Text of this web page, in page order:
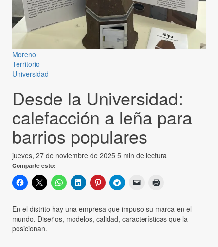
Moreno
Territorio
Universidad
Desde la Universidad:
calefacción a leña para
barrios populares
jueves, 27 de noviembre de 2025 5 min de lectura
Comparte esto:
En el distrito hay una empresa que impuso su marca en el
mundo. Diseños, modelos, calidad, características que la
posicionan.